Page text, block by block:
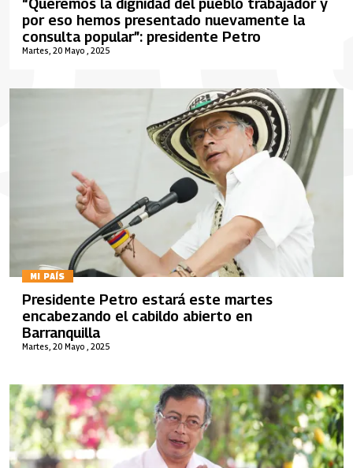
Martes, 20 Mayo , 2025
“Queremos la dignidad del pueblo trabajador y
por eso hemos presentado nuevamente la
consulta popular”: presidente Petro
MI PAÍS
Martes, 20 Mayo , 2025
Presidente Petro estará este martes
encabezando el cabildo abierto en
Barranquilla